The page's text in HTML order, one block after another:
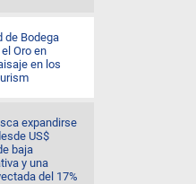
de Bodega
Oro en
en los
expandirse
US$
baja
y una
del 17%